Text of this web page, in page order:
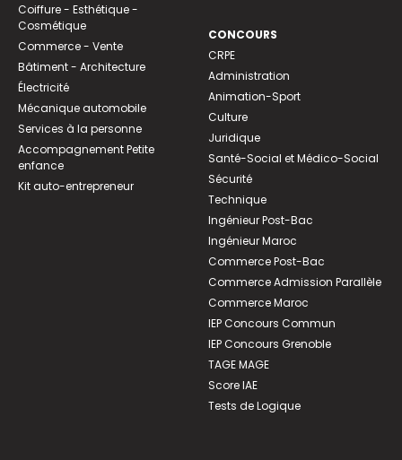
Coiffure - Esthétique -
Cosmétique
Commerce - Vente
Bâtiment - Architecture
Électricité
Mécanique automobile
Services à la personne
Accompagnement Petite
enfance
Kit auto-entrepreneur
CONCOURS
CRPE
Administration
Animation-Sport
Culture
Juridique
Santé-Social et Médico-Social
Sécurité
Technique
Ingénieur Post-Bac
Ingénieur Maroc
Commerce Post-Bac
Commerce Admission Parallèle
Commerce Maroc
IEP Concours Commun
IEP Concours Grenoble
TAGE MAGE
Score IAE
Tests de Logique